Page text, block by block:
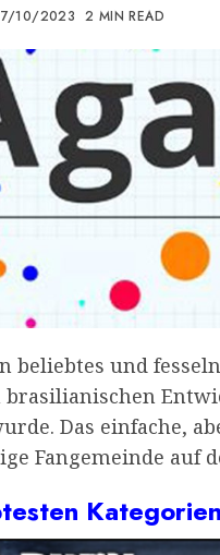
10/2023 2 MIN READ
beliebtes und
brasilianischen
Das einfache,
Fangemeinde auf
Kategorien